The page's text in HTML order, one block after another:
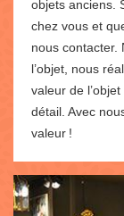
objets anciens.
chez vous et
nous contacter.
l’objet, nous
valeur de
détail. Avec
valeur !